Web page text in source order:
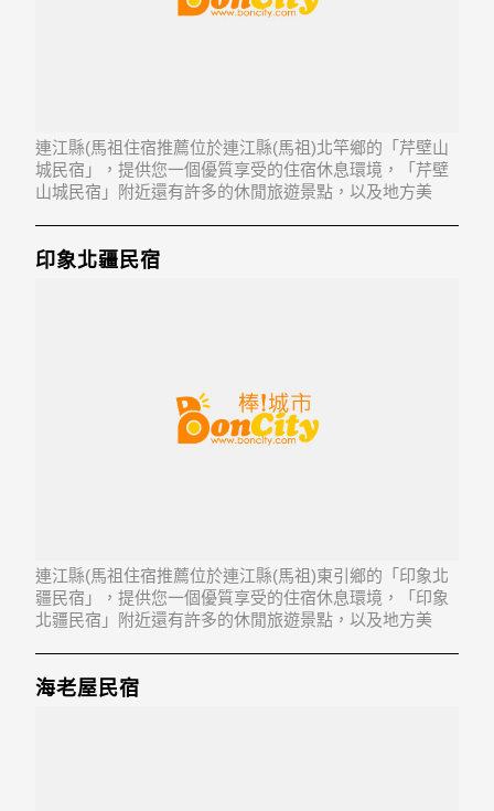
連江縣(馬祖住宿推薦位於連江縣(馬祖)北竿鄉的「芹壁山
城民宿」，提供您一個優質享受的住宿休息環境，「芹壁
山城民宿」附近還有許多的休閒旅遊景點，以及地方美
印象北疆民宿
連江縣(馬祖住宿推薦位於連江縣(馬祖)東引鄉的「印象北
疆民宿」，提供您一個優質享受的住宿休息環境，「印象
北疆民宿」附近還有許多的休閒旅遊景點，以及地方美
海老屋民宿